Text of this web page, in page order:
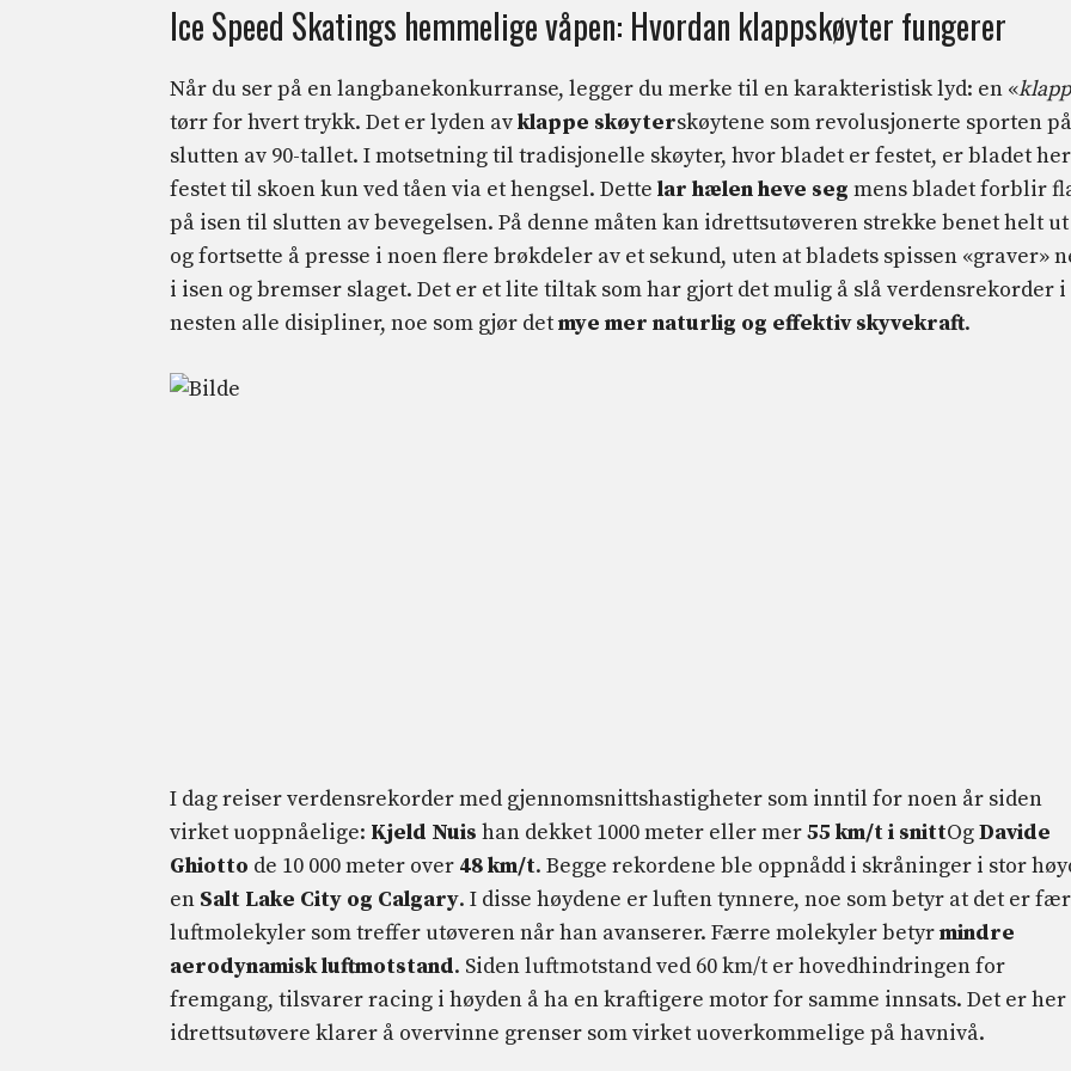
Ice Speed ​​​​Skatings hemmelige våpen: Hvordan klappskøyter fungerer
Når du ser på en langbanekonkurranse, legger du merke til en karakteristisk lyd: en «klapp
tørr for hvert trykk. Det er lyden avklappe skøyterskøytene som revolusjonerte sporten på
slutten av 90-tallet. I motsetning til tradisjonelle skøyter, hvor bladet er festet, er bladet her
festet til skoen kun ved tåen via et hengsel. Dette lar hælen heve seg mens bladet forblir
på isen til slutten av bevegelsen. På denne måten kan idrettsutøveren strekke benet helt ut
og fortsette å presse i noen flere brøkdeler av et sekund, uten at bladets spissen «graver»
i isen og bremser slaget. Det er et lite tiltak som har gjort det mulig å slå verdensrekorder i
nesten alle disipliner, noe som gjør detmye mer naturlig og effektiv skyvekraft.
I dag reiser verdensrekorder med gjennomsnittshastigheter som inntil for noen år siden
virket uoppnåelige: Kjeld Nuis han dekket 1000 meter eller mer55 km/t i snittOgDavide
Ghiotto de 10 000 meter over 48 km/t. Begge rekordene ble oppnådd i skråninger i stor
en Salt Lake City og Calgary. I disse høydene er luften tynnere, noe som betyr at det er
luftmolekyler som treffer utøveren når han avanserer. Færre molekyler betyrmindre
aerodynamisk luftmotstand. Siden luftmotstand ved 60 km/t er hovedhindringen for
fremgang, tilsvarer racing i høyden å ha en kraftigere motor for samme innsats. Det er her
idrettsutøvere klarer å overvinne grenser som virket uoverkommelige på havnivå.